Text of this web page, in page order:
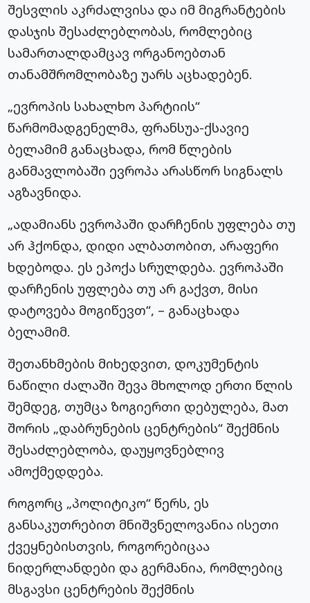
შესვლის აკრძალვისა და იმ მიგრანტების
დასჯის შესაძლებლობას, რომლებიც
სამართალდამცავ ორგანოებთან
თანამშრომლობაზე უარს აცხადებენ.
„ევროპის სახალხო პარტიის“
წარმომადგენელმა, ფრანსუა-ქსავიე
ბელამიმ განაცხადა, რომ წლების
განმავლობაში ევროპა არასწორ სიგნალს
აგზავნიდა.
„ადამიანს ევროპაში დარჩენის უფლება თუ
არ ჰქონდა, დიდი ალბათობით, არაფერი
ხდებოდა. ეს ეპოქა სრულდება. ევროპაში
დარჩენის უფლება თუ არ გაქვთ, მისი
დატოვება მოგიწევთ“, – განაცხადა
ბელამიმ.
შეთანხმების მიხედვით, დოკუმენტის
ნაწილი ძალაში შევა მხოლოდ ერთი წლის
შემდეგ, თუმცა ზოგიერთი დებულება, მათ
შორის „დაბრუნების ცენტრების“ შექმნის
შესაძლებლობა, დაუყოვნებლივ
ამოქმედდება.
როგორც „პოლიტიკო“ წერს, ეს
განსაკუთრებით მნიშვნელოვანია ისეთი
ქვეყნებისთვის, როგორებიცაა
ნიდერლანდები და გერმანია, რომლებიც
მსგავსი ცენტრების შექმნის